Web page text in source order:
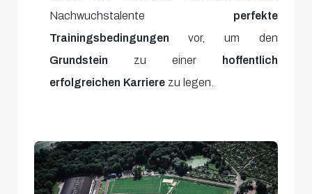
Nachwuchstalente perfekte
Trainingsbedingungenvor, um den
Grundstein zu einer
hoffentlich
erfolgreichen Karrierezu legen.